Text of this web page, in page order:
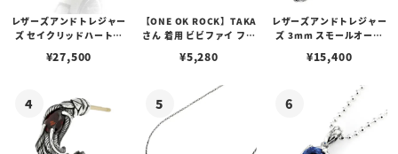
レザーズアンドトレジャー
ズ セイクリッドハートピ
¥27,500
【ONE OK ROCK】TAKA
さん 着用 ビビファイ フー
¥5,280
レザーズアンドトレジャー
ズ 3mm スモールオーバ
ブスタークラスプ＆LTロ
¥15,400